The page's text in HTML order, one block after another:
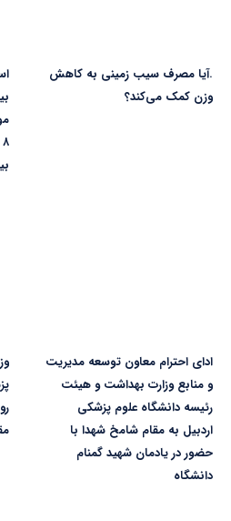
.آیا مصرف سیب زمینی به کاهش
وزن کمک می‌کند؟
ادای احترام معاون توسعه مدیریت
و منابع وزارت بهداشت و هیئت
رئیسه دانشگاه علوم پزشکی
اردبیل به مقام شامخ شهدا با
حضور در یادمان شهید گمنام
دانشگاه